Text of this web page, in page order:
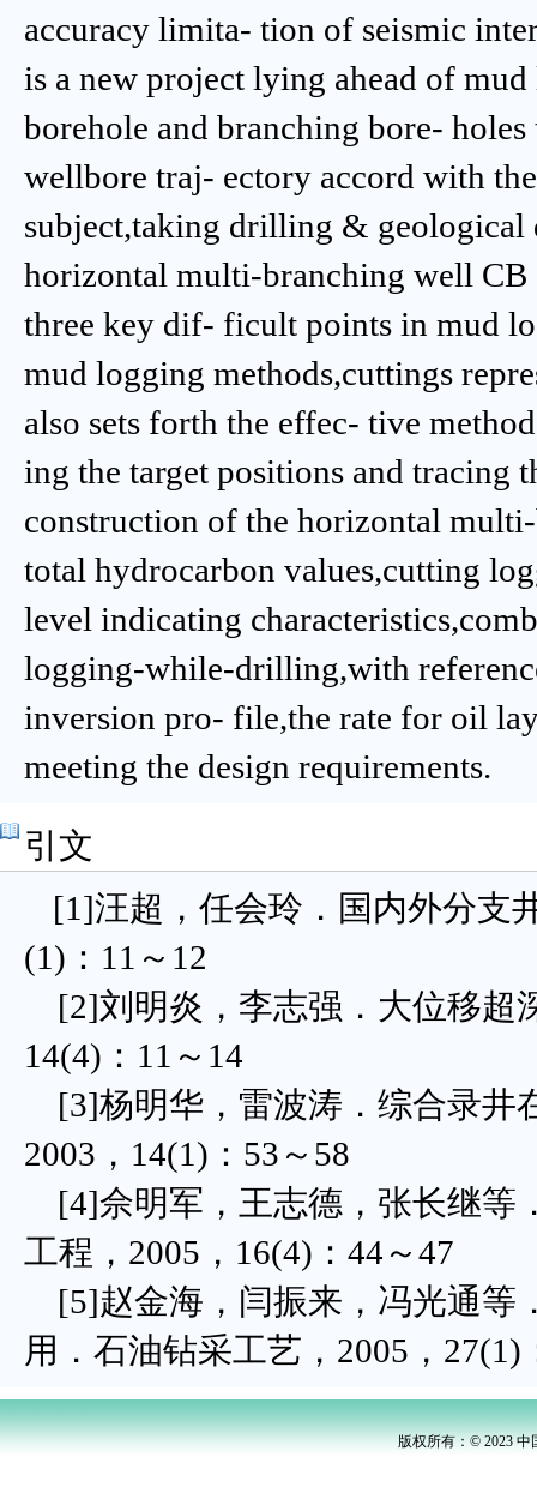
accuracy limita- tion of seismic
is a new project lying ahead of
borehole and branching bore-
wellbore traj- ectory accord with
subject,taking drilling & geological
horizontal multi-branching well CB
three key dif- ficult points in mud
mud logging methods,cuttings
also sets forth the effec- tive
ing the target positions and
construction of the horizontal
total hydrocarbon values,cutting
level indicating
logging-while-drilling,with
inversion pro- file,the rate for oil
meeting the design requirements.
引文
[1]汪超，任会玲．国内外分支
(1)：11～12
[2]刘明炎，李志强．大位移超
14(4)：11～14
[3]杨明华，雷波涛．综合录井
2003，14(1)：53～58
[4]佘明军，王志德，张长继等
工程，2005，16(4)：44～47
[5]赵金海，闫振来，冯光通等
用．石油钻采工艺，2005，27(1)
版权所有：© 2023